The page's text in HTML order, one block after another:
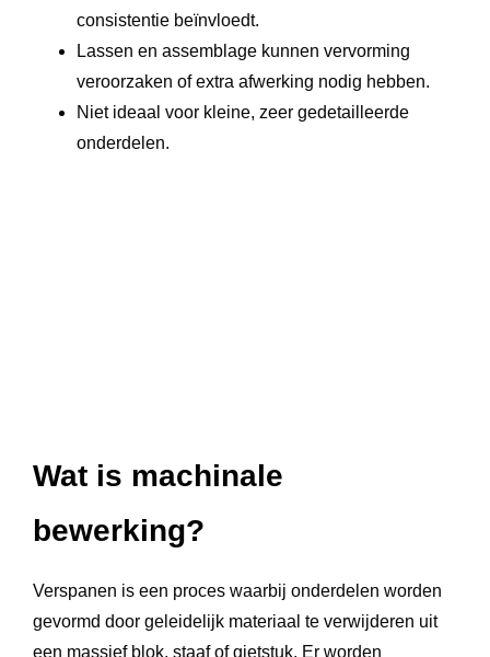
consistentie beïnvloedt.
Lassen en assemblage kunnen vervorming
veroorzaken of extra afwerking nodig hebben.
Niet ideaal voor kleine, zeer gedetailleerde
onderdelen.
Wat is machinale
bewerking?
Verspanen is een proces waarbij onderdelen worden
gevormd door geleidelijk materiaal te verwijderen uit
een massief blok, staaf of gietstuk. Er worden